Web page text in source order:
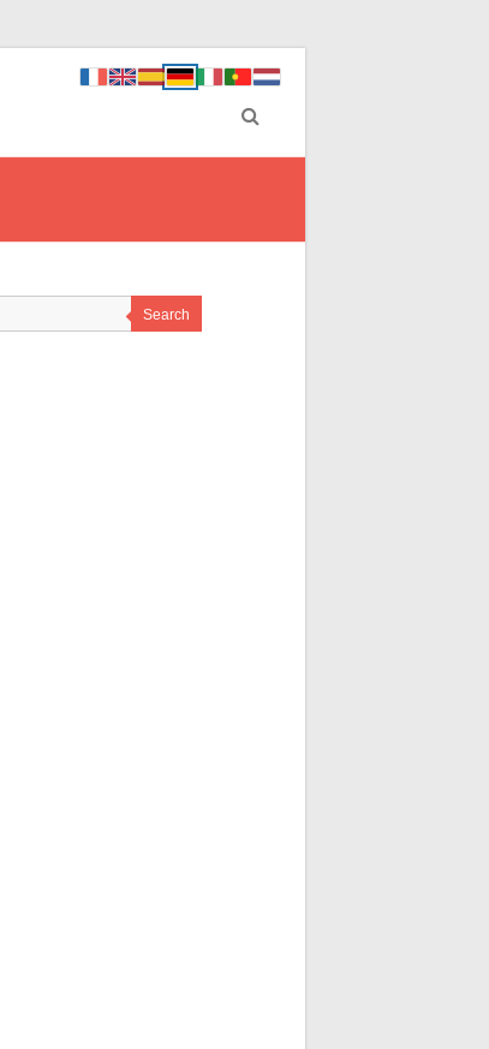
Search